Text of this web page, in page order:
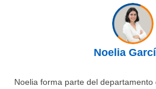
Noelia
Noelia forma parte del departamento